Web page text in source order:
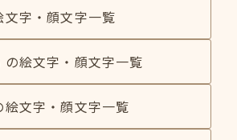
文字・顔文字一覧
絵文字・顔文字一覧
絵文字・顔文字一覧